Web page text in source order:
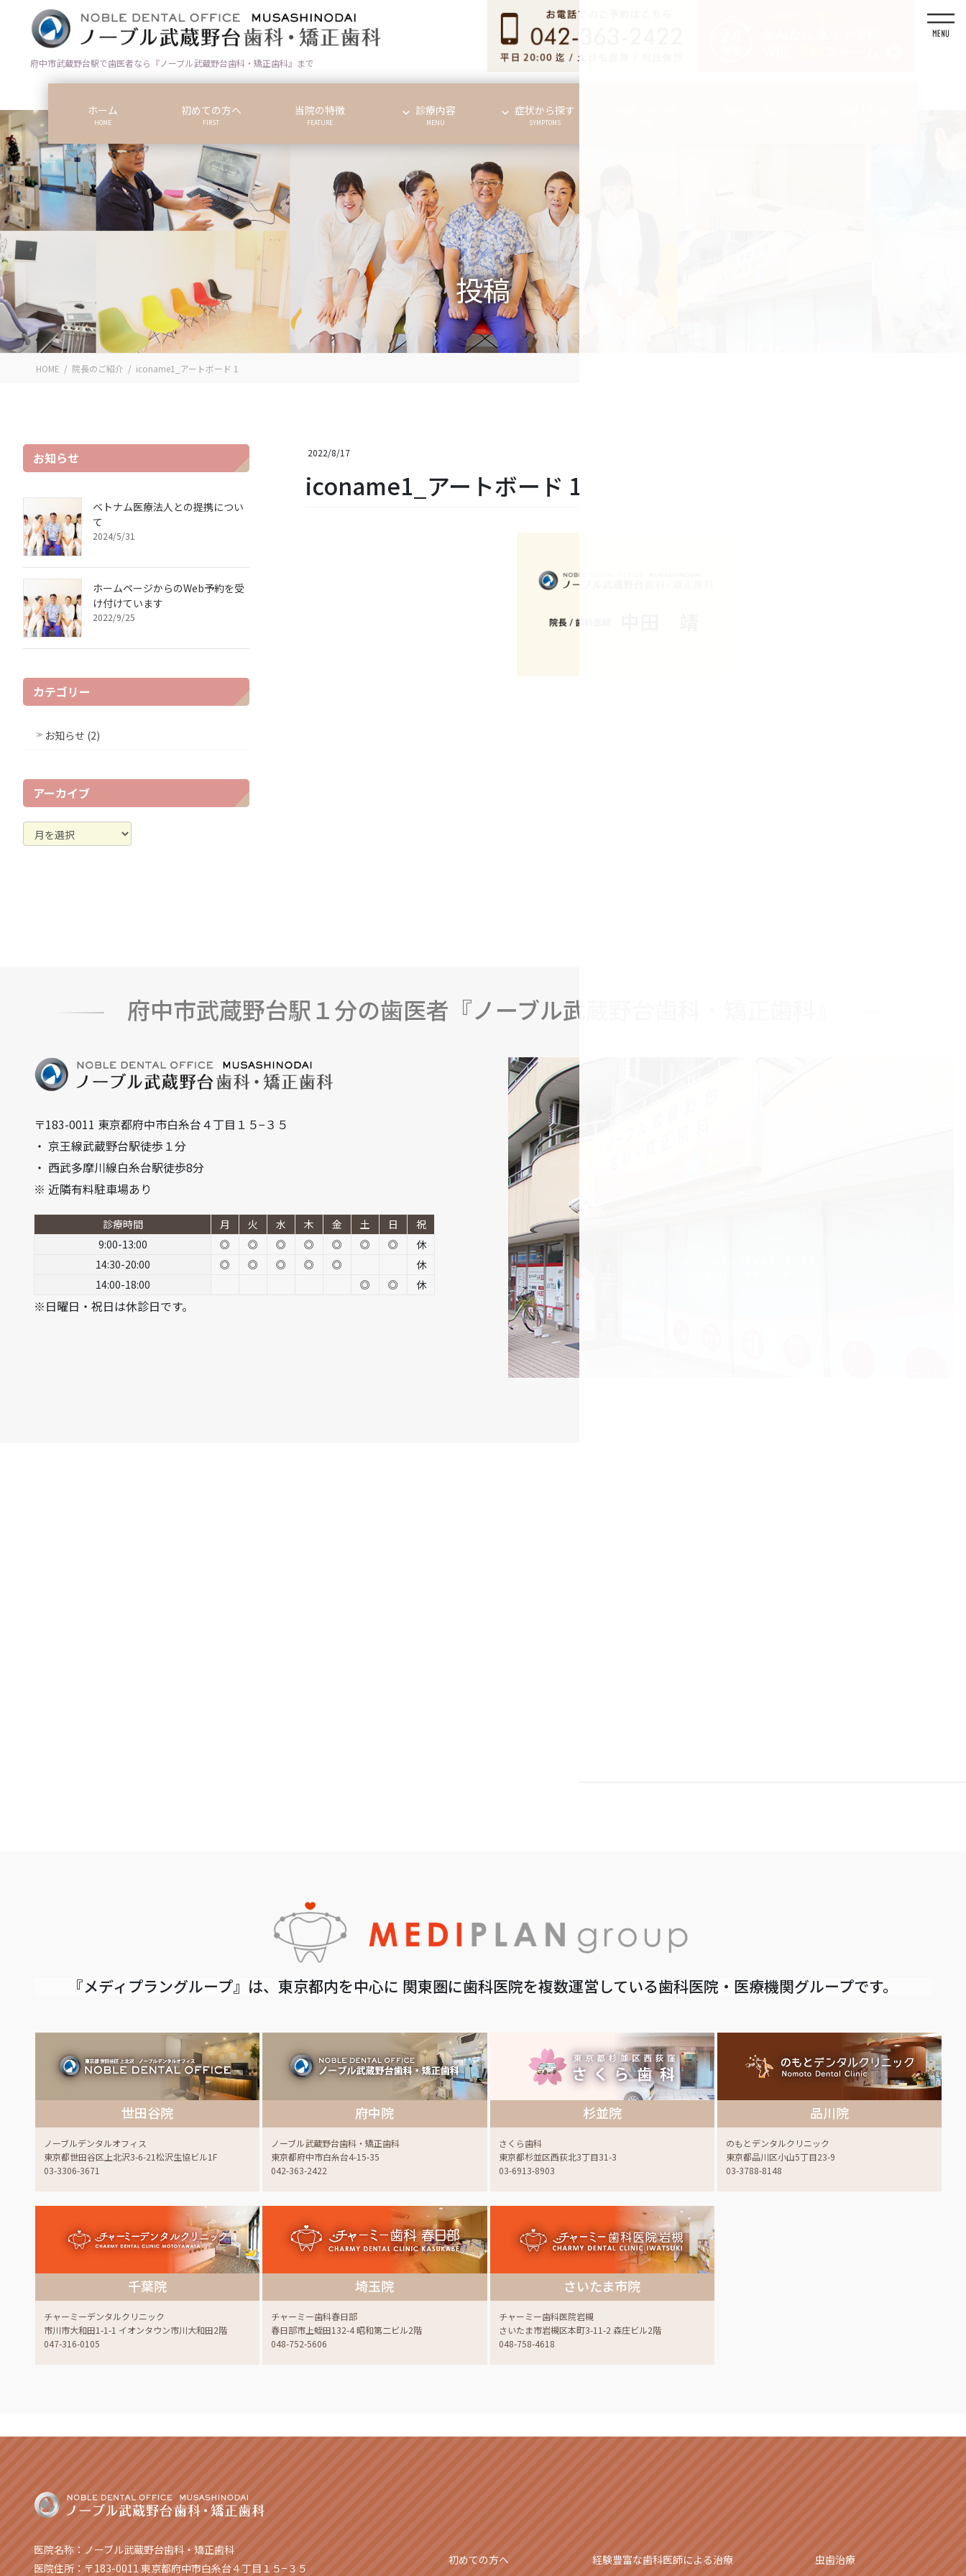
移
動
ン
に
移
動
府中市武蔵野台駅で歯医者なら『ノーブル武蔵野台歯科・矯正歯科』まで
ホーム
HOME
初めての方へ
FIRST
当院の特徴
FEATURE
診療内容
MENU
症状から探す
SYMPTOMS
投稿
HOME 院長のご紹介 iconame1_アートボード 1
2022/8/17
iconame1_アートボード 1
お知らせ
ベトナム医療法人との提携につい
て
2024/5/31
ホームページからのWeb予約を受
け付けています
2022/9/25
カテゴリー
お知らせ (2)
アーカイブ
ア
ー
府中市武蔵野台駅１分の歯医者『ノーブル武蔵野台歯科・矯正歯科』
〒183-0011 東京都府中市白糸台４丁目１５−３５
・ 京王線武蔵野台駅徒歩１分
・ 西武多摩川線白糸台駅徒歩8分
※ 近隣有料駐車場あり
診療時間 月 火 水 木 金 土 日
祝
9:00-13:00
◎ ◎ ◎ ◎ ◎ ◎ ◎
休
14:30-20:00
◎ ◎ ◎ ◎ ◎
休
14:00-18:00
◎ ◎ 休
※日曜日・祝日は休診日です。
『メディプラングループ』は、東京都内を中心に 関東圏に歯科医院を複数運営している歯科医院・医療機関グループです。
世田谷院
ノーブルデンタルオフィス
東京都世田谷区上北沢3-6-21松沢生協ビル1F
03-3306-3671
府中院
ノーブル武蔵野台歯科・矯正歯科
東京都府中市白糸台4-15-35
042-363-2422
杉並院
さくら歯科
東京都杉並区西荻北3丁目31-3
03-6913-8903
品川院
のもとデンタルクリニック
東京都品川区小山5丁目23-9
03-3788-8148
千葉院
チャーミーデンタルクリニック
市川市大和田1-1-1 イオンタウン市川大和田2階
047-316-0105
埼玉院
チャーミー歯科春日部
春日部市上蛭田132-4 昭和第二ビル2階
048-752-5606
さいたま市院
チャーミー歯科医院岩槻
さいたま市岩槻区本町3-11-2 森庄ビル2階
048-758-4618
医院名称：ノーブル武蔵野台歯科・矯正歯科
医院住所：〒183-0011 東京都府中市白糸台４丁目１５−３５
初めての方へ 経験豊富な歯科医師による治療 虫歯治療